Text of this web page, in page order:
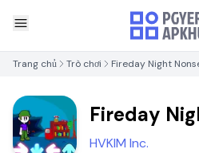
Trang chủ Trò chơi Fireday Night
Fireday
Mod
HVKIM Inc.